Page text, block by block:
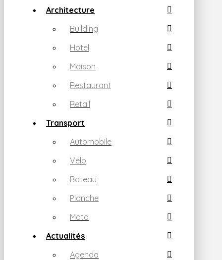
Architecture
Building
Hotel
Maison
Restaurant
Retail
Transport
Automobile
Vélo
Bateau
Planche
Moto
Actualités
Agenda